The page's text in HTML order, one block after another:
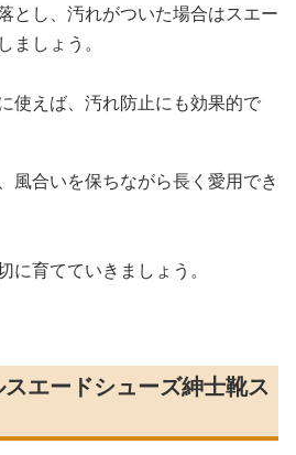
とし、汚れがついた場合はスエー
ましょう。
使えば、汚れ防止にも効果的で
風合いを保ちながら長く愛用でき
に育てていきましょう。
エードシューズ紳士靴ス